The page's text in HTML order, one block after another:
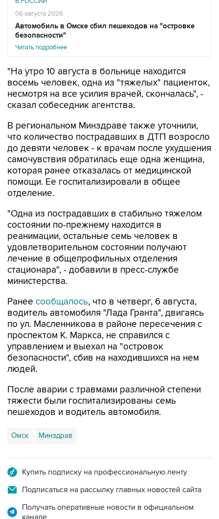
Автомобиль в Омске сбил пешеходов на "островке
безопасности"
Читать подробнее
"На утро 10 августа в больнице находится
несмотря на все усилия врачей, скончалась", -
сказал собеседник агентства.
В региональном Минздраве также уточнили,
до девяти человек - к врачам после ухудшения
самочувствия обратилась еще одна женщина,
которая ранее отказалась от медицинской
помощи. Ее госпитализировали в общее
отделение.
"Одна из пострадавших в стабильно тяжелом
реанимации, остальные семь человек в
удовлетворительном состоянии получают
лечение в общепрофильных отделения
стационара", - добавили в пресс-службе
министерства.
Ранеесообщалось
по ул. Масленникова в районе пересечения с
проспектом К. Маркса, не справился с
управлением и выехал на "островок
безопасности", сбив на находившихся на нем
людей.
После аварии с травмами различной степени
пешеходов и водитель автомобиля.
Омск Минздрав
Подписаться на рассылку главных новостей сайта
Получать оперативные новости в официальном